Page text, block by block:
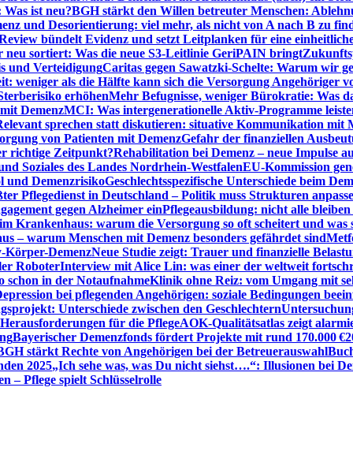
ist neu?BGH stärkt den Willen betreuter Menschen:
und Desorientierung: viel mehr, als nicht von A nach B zu
bündelt Evidenz und setzt Leitplanken für eine
neu sortiert: Was die neue S3-Leitlinie GeriPAIN bringt
und VerteidigungCaritas gegen Sawatzki-Schelte: Warum wir
weniger als die Hälfte kann sich die Versorgung Angehöriger
erhöhenMehr Befugnisse, weniger Bürokratie: Was
DemenzMCI: Was intergenerationelle Aktiv-Programme
sprechen statt diskutieren: situative Kommunikation mit
von Patienten mit DemenzGefahr der finanziellen
richtige Zeitpunkt?Rehabilitation bei Demenz – neue Impulse
Soziales des Landes Nordrhein-WestfalenEU-Kommission
und DemenzrisikoGeschlechtsspezifische Unterschiede beim
Pflegedienst in Deutschland – Politik muss Strukturen
gegen Alzheimer einPflegeausbildung: nicht alle bleiben
Krankenhaus: warum die Versorgung so oft scheitert und was
– warum Menschen mit Demenz besonders gefährdet sind
Körper-DemenzNeue Studie zeigt: Trauer und finanzielle
RoboterInterview mit Alice Lin: was einer der weltweit
schon in der NotaufnahmeKlinik ohne Reiz: vom Umgang mit
bei pflegenden Angehörigen: soziale Bedingungen
Unterschiede zwischen den Geschlechtern
für die PflegeAOK-Qualitätsatlas zeigt
Bayerischer Demenzfonds fördert Projekte mit rund 170.000 €
stärkt Rechte von Angehörigen bei der Betreuerauswahl
2025„Ich sehe was, was Du nicht siehst….“: Illusionen bei
– Pflege spielt Schlüsselrolle